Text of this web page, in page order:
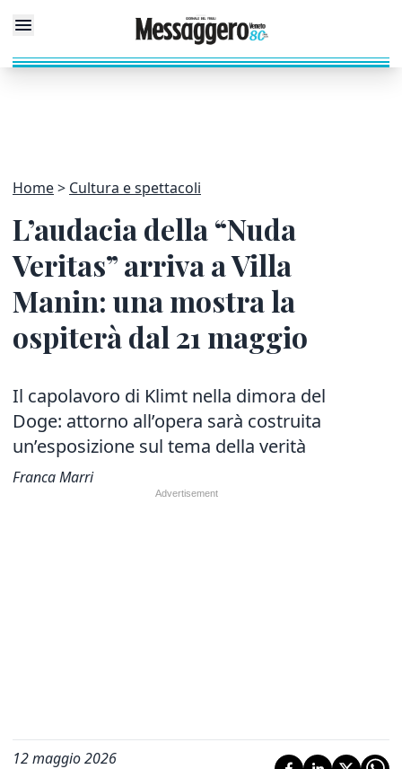
Home Cultura e spettacoli
L’audacia della “Nuda
Veritas” arriva a Villa
Manin: una mostra la
ospiterà dal 21 maggio
Il capolavoro di Klimt nella dimora del
Doge: attorno all’opera sarà costruita
un’esposizione sul tema della verità
Franca Marri
12 maggio 2026